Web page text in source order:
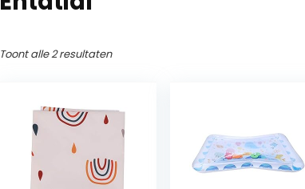
Toont alle 2 resultaten